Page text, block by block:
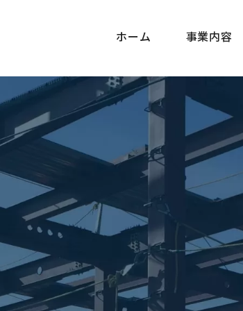
ホーム 事業内容